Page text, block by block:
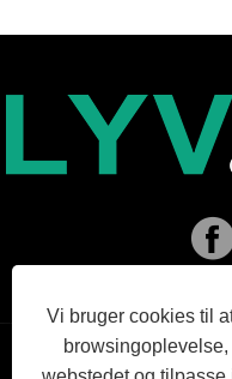
Vi bruger cookies til
Links Sitemap